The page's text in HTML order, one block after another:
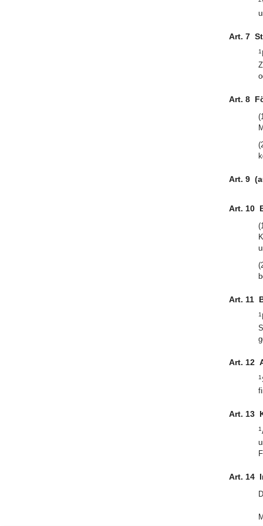
Art. 7
1
Art. 8
Art. 9
Art. 10
Art. 11
1
Art. 12
1
Art. 13
1
Art. 14